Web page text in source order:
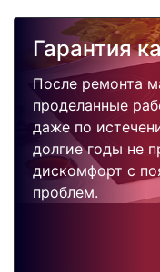
Гарантия
После ремонта
проделанные
даже по
долгие годы не
дискомфорт с
проблем.